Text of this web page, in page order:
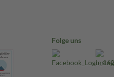
Folge uns